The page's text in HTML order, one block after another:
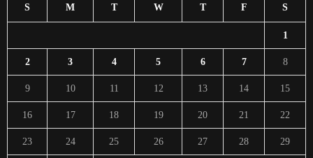
S M T W T F S
1
2 3 4 5 6 7 8
9 10 11 12 13 14 15
16 17 18 19 20 21 22
23 24 25 26 27 28 29